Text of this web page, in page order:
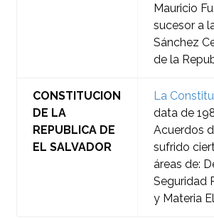
Mauricio
sucesor a
Sánchez
de la
CONSTITUCION
DE LA
REPUBLICA DE
EL SALVADOR
La
data de
Acuerdos
sufrido
áreas de:
Seguridad
y Materia